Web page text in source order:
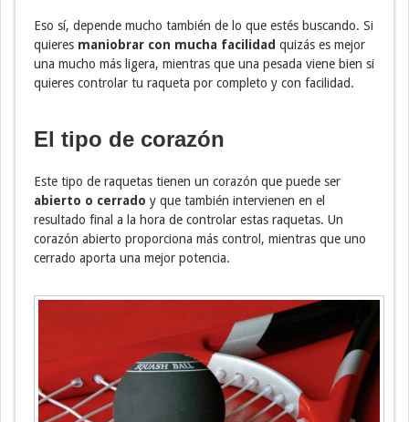
Eso sí, depende mucho también de lo que estés buscando. Si
quieres maniobrar con mucha facilidad quizás es mejor
una mucho más ligera, mientras que una pesada viene bien si
quieres controlar tu raqueta por completo y con facilidad.
El tipo de corazón
Este tipo de raquetas tienen un corazón que puede ser
abierto o cerrado y que también intervienen en el
resultado final a la hora de controlar estas raquetas. Un
corazón abierto proporciona más control, mientras que uno
cerrado aporta una mejor potencia.